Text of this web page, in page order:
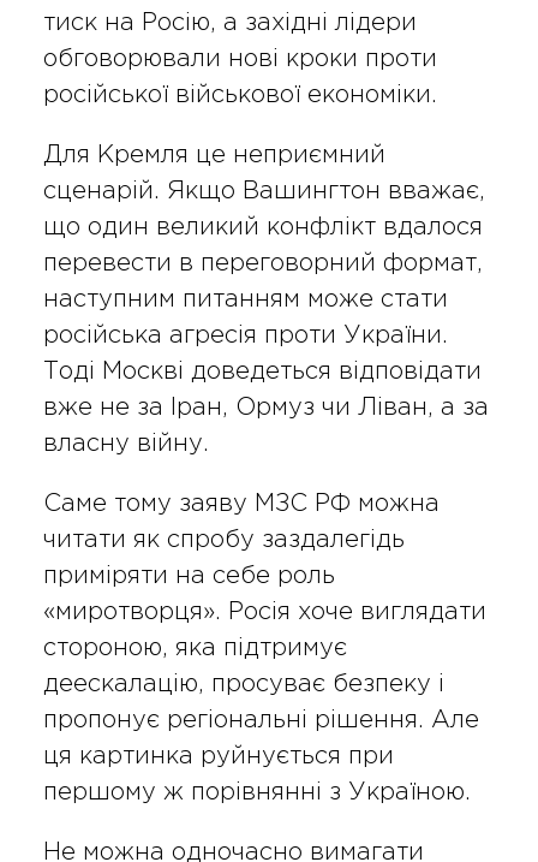
тиск на Росію, а західні лідери
обговорювали нові кроки проти
російської військової економіки.
Для Кремля це неприємний
сценарій. Якщо Вашингтон вважає,
що один великий конфлікт вдалося
перевести в переговорний формат,
наступним питанням може стати
російська агресія проти України.
Тоді Москві доведеться відповідати
вже не за Іран, Ормуз чи Ліван, а за
власну війну.
Саме тому заяву МЗС РФ можна
читати як спробу заздалегідь
приміряти на себе роль
«миротворця». Росія хоче виглядати
стороною, яка підтримує
деескалацію, просуває безпеку і
пропонує регіональні рішення. Але
ця картинка руйнується при
першому ж порівнянні з Україною.
Не можна одночасно вимагати